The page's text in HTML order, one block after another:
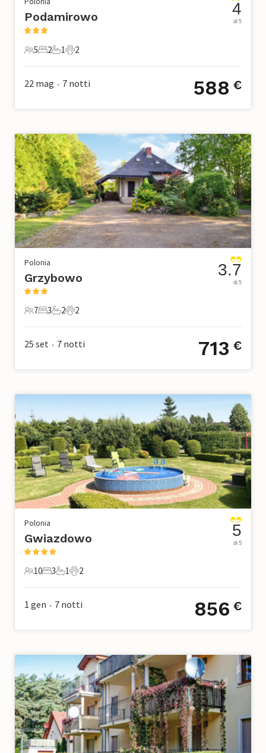
Podamirowo
5 Ospiti
5
2 Camere da letto
2
1 Bagno
1
2 Animali domestici
2
4
di 5
22 mag • 7 notti 588 €
Polonia
Grzybowo
7 Ospiti
7
3 Camere da letto
3
2 Bagni
2
2 Animali domestici
2
3.7
di 5
25 set • 7 notti 713 €
Polonia
Gwiazdowo
10 Ospiti
10
3 Camere da letto
3
1 Bagno
1
2 Animali domestici
2
5
di 5
1 gen • 7 notti 856 €